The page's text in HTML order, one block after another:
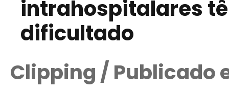
intrahospitalares
dificultado
Clipping / Publicado